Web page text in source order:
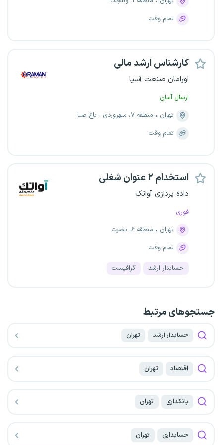
تمام وقت
کارشناس ارشد مالی
اورامان صنعت آسیا
ارسال آسان
تهران
منطقه ۷، سهروردی - باغ صبا
تمام وقت
استخدام ۲ عنوان شغلی
داده پردازی آواتک
فوری
تهران
منطقه ۶، نصرت
تمام وقت
حسابدار ارشد گرافیست
جستجو‌های مرتبط
حسابدار ارشد تهران
اقتصاد تهران
بانکداری تهران
حسابداری تهران